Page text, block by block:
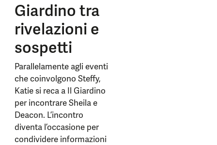
Giardino tra
rivelazioni e
sospetti
Parallelamente agli eventi
che coinvolgono Steffy,
Katie si reca a Il Giardino
per incontrare Sheila e
Deacon. L’incontro
diventa l’occasione per
condividere informazioni